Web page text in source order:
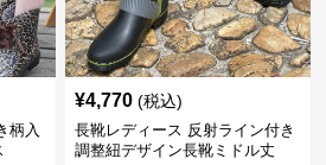
柄入
¥4,770 (税込)
長靴レディース 反射ライン付き
調整紐デザイン長靴ミドル丈